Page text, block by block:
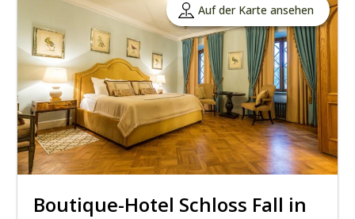
Auf der Karte ansehen
Boutique-Hotel Schloss Fall in